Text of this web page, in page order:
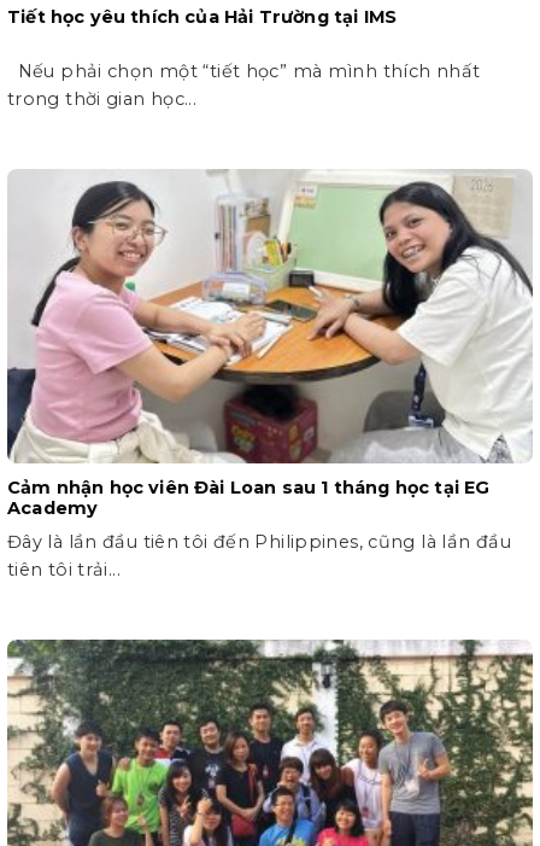
Tiết học yêu thích của Hải Trường tại IMS
Nếu phải chọn một “tiết học” mà mình thích nhất
trong thời gian học...
Cảm nhận học viên Đài Loan sau 1 tháng học tại EG
Academy
Đây là lần đầu tiên tôi đến Philippines, cũng là lần đầu
tiên tôi trải...